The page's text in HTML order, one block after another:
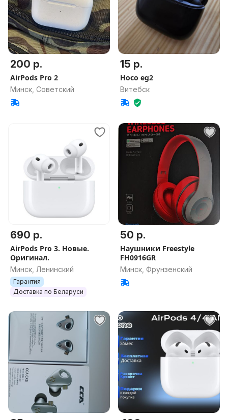
200 р.
AirPods Pro 2
Минск, Советский
15 р.
Hoco eg2
Витебск
690 р.
AirPods Pro 3. Новые.
Оригинал.
Минск, Ленинский
Гарантия
Доставка по Беларуси
50 р.
Наушники Freestyle
FH0916GR
Минск, Фрунзенский